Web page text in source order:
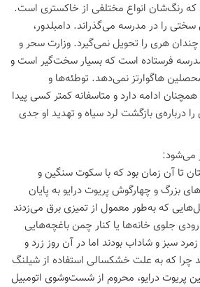
که رنگ‌شان انواع مختلفی از خاکستری است.
را در مدرسه می‌گذراند. دامبلدور،
هری را تحویل نمی‌گیرد. وزارت سحر و
فرستاده است که بسیار سخت‌گیر است و
هاگوارتز نمی‌دهد. توطئه‌ها و
ادامه دارد و متاسفانه کمتر کسی پیدا
بازگشت لرد سیاه و تهدید او جدی
می‌شود:
تا آن زمان بود که با سکوت سنگین و
بزرگ و چهارگوش پریوت درایو به پایان
که به‌طور معمول از تمیزی برق می‌زدند
جلوی خانه‌ها یا کنار چمن باغچه‌هایی
سبز و شاداب بودند اما در آن روز زرد و
چرا که به علت خشکسالی استفاده از شیلنگ
پریوت درایو، محروم از شست‌وشوی اتومبیل